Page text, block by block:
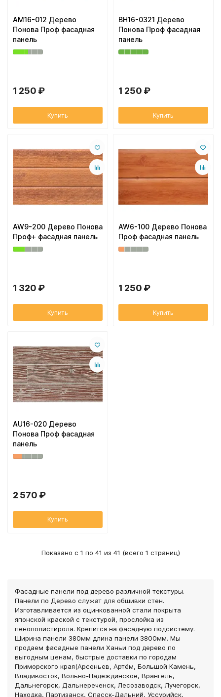
AM16-012 Дерево
Понова Проф фасадная
панель
1 250 ₽
Купить
BH16-0321 Дерево
Понова Проф фасадная
панель
1 250 ₽
Купить
AW9-200 Дерево Понова
Проф+ фасадная панель
1 320 ₽
Купить
AW6-100 Дерево Понова
Проф фасадная панель
1 250 ₽
Купить
AU16-020 Дерево
Понова Проф фасадная
панель
2 570 ₽
Купить
Показано с 1 по 41 из 41 (всего 1 страниц)
Фасадные панели под дерево различной текстуры.
Панели по Дерево служат для обшивки стен.
Изготавливается из оцинкованной стали покрыта
японской краской с текстурой, прослойка из
пенополистирола. Крепится на фасадную подсистему.
Ширина панели 380мм длина панели 3800мм. Мы
продаем фасадные панели Ханьи под дерево по
выгодным ценам, быстрые доставки по городам
Приморского края(Арсеньев, Артём, Большой Камень,
Владивосток, Вольно-Надеждинское, Врангель,
Дальнегорск, Дальнереченск, Лесозаводск, Лучегорск,
Находка, Партизанск, Спасск-Дальний, Уссурийск,